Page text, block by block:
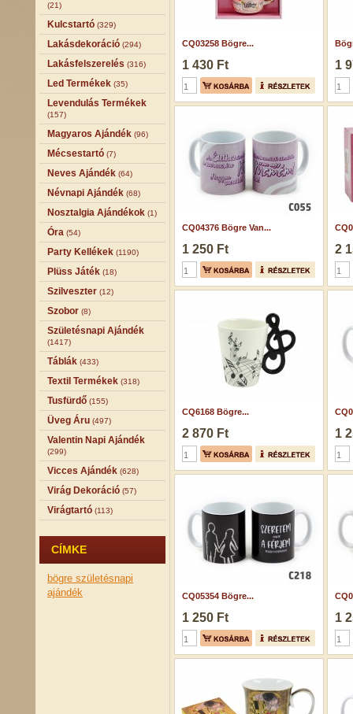
(21)
Kulcstartó (329)
Lakásdekoráció (294)
Lakásfelszerelés (316)
Led Termékek (35)
Levendulás Termékek
(157)
Magyaros Ajándék (96)
Mécsestartó (7)
Neves Ajándék (64)
Névnapi Ajándék (68)
Nosztalgia Ajándékok (1)
Óra (54)
Party Kellékek (1190)
Plüss Játék (18)
Szilveszter (12)
Szobor (8)
Születésnapi Ajándék
(1417)
Táblák (433)
Textil Termékek (318)
Tusfürdő (155)
Üveg Áru (497)
Valentin Napi Ajándék
(299)
Vicces Ajándék (628)
Virág Dekoráció (57)
Virágtartó (113)
CÍMKE
bögre születésnapi
ajándék
CQ03258 Bögre...
1 430 Ft 1
CQ04376 Bögre Van...
1 250 Ft 2
CQ6168 Bögre...
2 870 Ft 1
CQ05354 Bögre...
1 250 Ft 1